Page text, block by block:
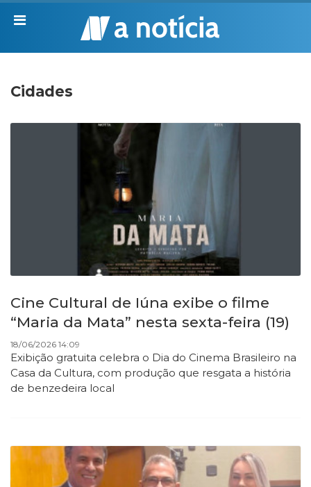
Cidades
Cine Cultural de Iúna exibe o filme
“Maria da Mata” nesta sexta-feira (19)
18/06/2026 14:09
Exibição gratuita celebra o Dia do Cinema Brasileiro na
Casa da Cultura, com produção que resgata a história
de benzedeira local